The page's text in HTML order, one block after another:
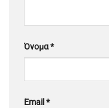
Όνομα*
Email *